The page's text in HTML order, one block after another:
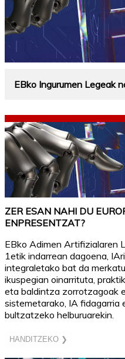
EBko Ingurumen Legeak
ZER ESAN NAHI DU
ENPRESENTZAT?
EBko Adimen Artifizialaren
1etik indarrean dagoena,
integraletako bat da
ikuspegian oinarrituta,
eta baldintza zorrotzagoak
sistemetarako, IA
bultzatzeko helburuarekin.
HANDITZEKO ❯